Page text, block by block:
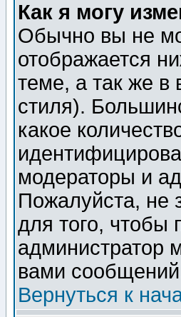
Как я могу
Обычно вы не
отображается
теме, а так же в
стиля).
какое
модераторы и
Пожалуйста, не
для того, чтобы
администратор
вами
Вернуться к